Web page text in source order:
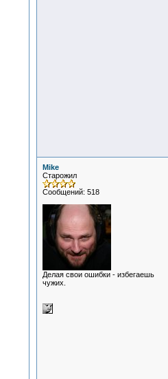
Mike
Старожил
Сообщений: 518
Делая свои ошибки - избегаешь
чужих.